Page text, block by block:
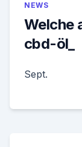
NEWS
Welche
cbd-öl_
Sept.